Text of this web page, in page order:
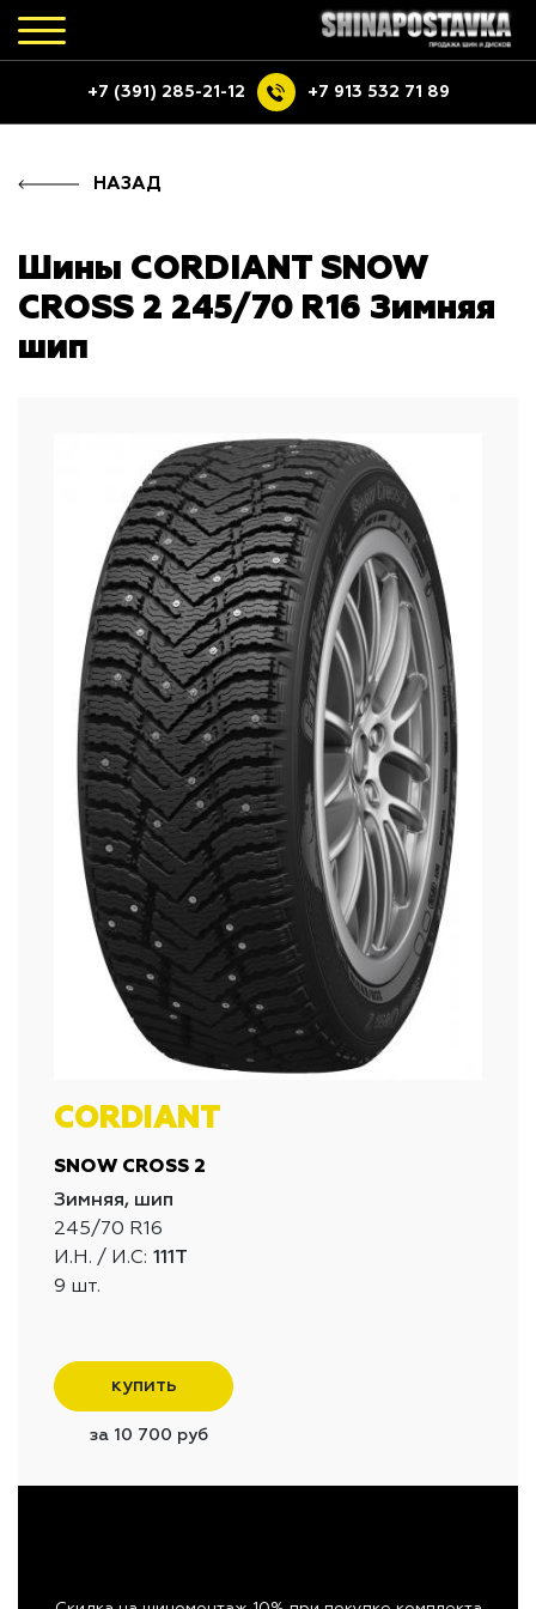
+7 (391) 285-21-12 +7 913 532 71 89
НАЗАД
Шины CORDIANT SNOW
CROSS 2 245/70 R16 Зимняя
шип
CORDIANT
SNOW CROSS 2
Зимняя, шип
245/70 R16
И.Н. / И.С: 111T
9 шт.
купить
за 10 700 руб